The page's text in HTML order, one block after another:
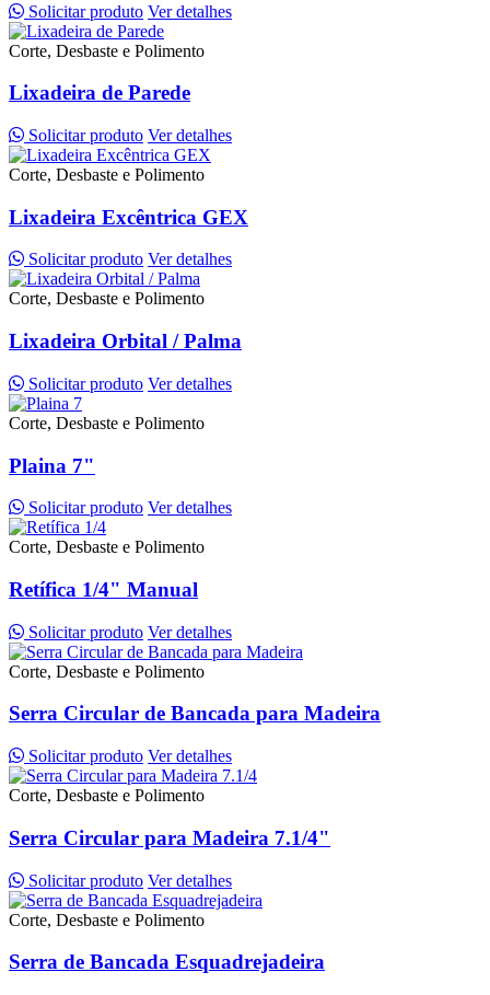
Solicitar produto Ver detalhes
Corte, Desbaste e Polimento
Lixadeira de Parede
Solicitar produto Ver detalhes
Corte, Desbaste e Polimento
Lixadeira Excêntrica GEX
Solicitar produto Ver detalhes
Corte, Desbaste e Polimento
Lixadeira Orbital / Palma
Solicitar produto Ver detalhes
Corte, Desbaste e Polimento
Plaina 7"
Solicitar produto Ver detalhes
Corte, Desbaste e Polimento
Retífica 1/4" Manual
Solicitar produto Ver detalhes
Corte, Desbaste e Polimento
Serra Circular de Bancada para Madeira
Solicitar produto Ver detalhes
Corte, Desbaste e Polimento
Serra Circular para Madeira 7.1/4"
Solicitar produto Ver detalhes
Corte, Desbaste e Polimento
Serra de Bancada Esquadrejadeira